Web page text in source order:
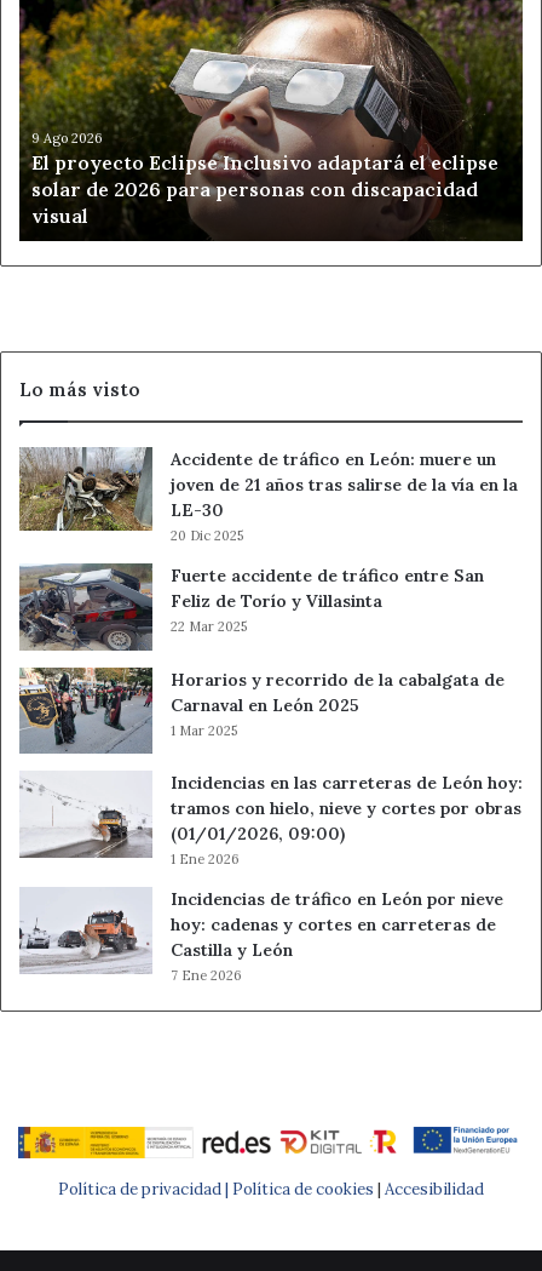
proyecto
Eclipse
Inclusivo
adaptará
el
eclipse
solar
de
2026
para
personas
9 Ago 2026
El proyecto Eclipse Inclusivo adaptará el eclipse
solar de 2026 para personas con discapacidad
visual
Lo más visto
Accidente de tráfico en León: muere un
joven de 21 años tras salirse de la vía en la
LE-30
20 Dic 2025
Fuerte accidente de tráfico entre San
Feliz de Torío y Villasinta
22 Mar 2025
Horarios y recorrido de la cabalgata de
Carnaval en León 2025
1 Mar 2025
Incidencias en las carreteras de León hoy:
tramos con hielo, nieve y cortes por obras
(01/01/2026, 09:00)
1 Ene 2026
Incidencias de tráfico en León por nieve
hoy: cadenas y cortes en carreteras de
Castilla y León
7 Ene 2026
Política de privacidad | Política de cookies | Accesibilidad